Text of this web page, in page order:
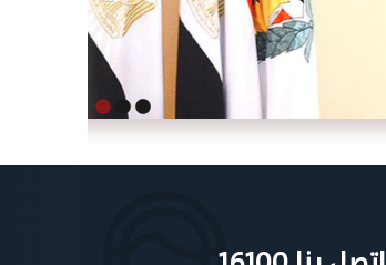
1 2 3